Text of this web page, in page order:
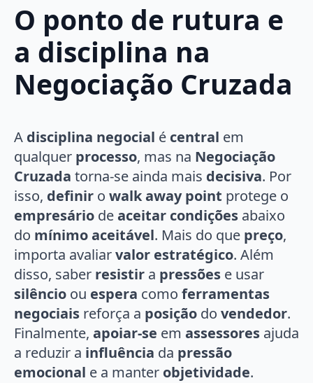
O ponto de rutura e
a disciplina na
Negociação Cruzada
A disciplina negocial é central em
qualquer processo, mas na Negociação
Cruzada torna-se ainda mais decisiva. Por
isso, definir o walk away point protege o
empresário deaceitar condições abaixo
do mínimo aceitável. Mais do que preço,
importa avaliarvalor estratégico. Além
disso, saber resistir a pressões e usar
silêncio ou espera como ferramentas
negociais reforça a posição do vendedor.
Finalmente, apoiar-se em assessores ajuda
a reduzir a influência da pressão
emocional e a manter objetividade.